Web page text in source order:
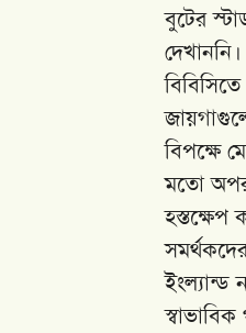
বুটের
দেখাননি।
বিপক্ষে
মতো
হস্তক্ষেপ
ইংল্যান্ড